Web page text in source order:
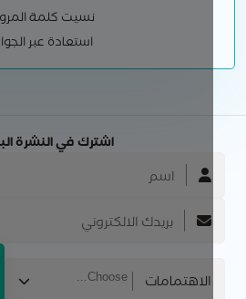
نسيت كلمة المرور؟
استعادة عبر الجوال
اشترك في النشرة البريدية
الاهتمامات